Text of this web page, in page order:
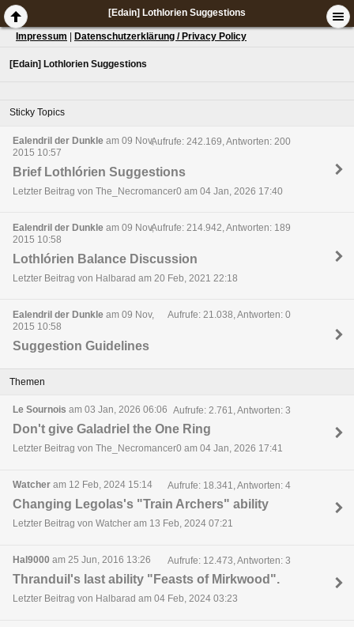
[Edain] Lothlorien Suggestions
Impressum Datenschutzerklärung / Privacy Policy
[Edain] Lothlorien Suggestions
Sticky Topics
Ealendril der Dunkle am 09 Nov,
2015 10:57
Aufrufe: 242.169, Antworten: 200
Brief Lothlórien Suggestions
Letzter Beitrag von The_Necromancer0 am 04 Jan, 2026 17:40
Ealendril der Dunkle am 09 Nov,
2015 10:58
Aufrufe: 214.942, Antworten: 189
Lothlórien Balance Discussion
Letzter Beitrag von Halbarad am 20 Feb, 2021 22:18
Ealendril der Dunkle am 09 Nov,
2015 10:58
Aufrufe: 21.038, Antworten: 0
Suggestion Guidelines
Themen
Le Sournois am 03 Jan, 2026 06:06 Aufrufe: 2.761, Antworten: 3
Don't give Galadriel the One Ring
Letzter Beitrag von The_Necromancer0 am 04 Jan, 2026 17:41
Watcher am 12 Feb, 2024 15:14 Aufrufe: 18.341, Antworten: 4
Changing Legolas's "Train Archers" ability
Letzter Beitrag von Watcher am 13 Feb, 2024 07:21
Hal9000 am 25 Jun, 2016 13:26 Aufrufe: 12.473, Antworten: 3
Thranduil's last ability "Feasts of Mirkwood".
Letzter Beitrag von Halbarad am 04 Feb, 2024 03:23